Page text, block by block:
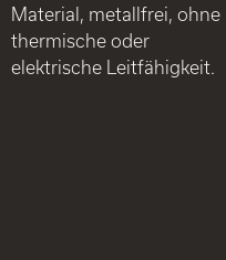
Material, metallfrei, ohne
thermische oder
elektrische Leitfähigkeit.